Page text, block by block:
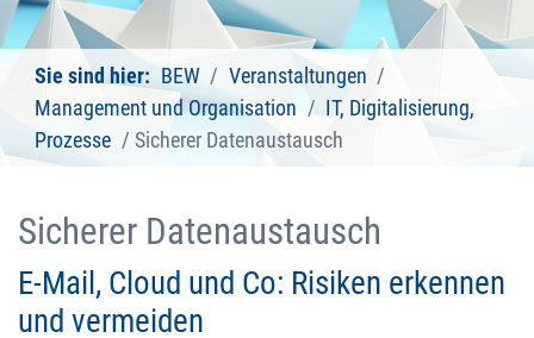
Sie sind hier: BEW
Veranstaltungen
Management und Organisation
IT, Digitalisierung,
Prozesse
Sicherer Datenaustausch
Sicherer Datenaustausch
E-Mail, Cloud und Co: Risiken erkennen
und vermeiden